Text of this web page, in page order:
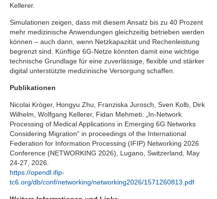
Kellerer.
Simulationen zeigen, dass mit diesem Ansatz bis zu 40 Prozent
mehr medizinische Anwendungen gleichzeitig betrieben werden
können – auch dann, wenn Netzkapazität und Rechenleistung
begrenzt sind. Künftige 6G-Netze könnten damit eine wichtige
technische Grundlage für eine zuverlässige, flexible und stärker
digital unterstützte medizinische Versorgung schaffen.
Publikationen
Nicolai Kröger, Hongyu Zhu, Franziska Jurosch, Sven Kolb, Dirk
Wilhelm, Wolfgang Kellerer, Fidan Mehmeti: „In-Network
Processing of Medical Applications in Emerging 6G Networks
Considering Migration“ in proceedings of the International
Federation for Information Processing (IFIP) Networking 2026
Conference (NETWORKING 2026), Lugano, Switzerland, May
24-27, 2026.
https://opendl.ifip-
tc6.org/db/conf/networking/networking2026/1571260813.pdf